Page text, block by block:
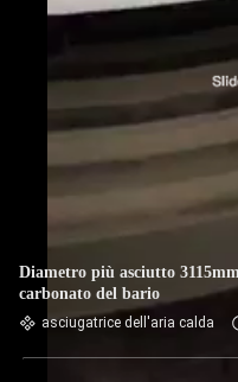
Diametro più asciutto
carbonato del bario
asciugatrice dell'aria calda